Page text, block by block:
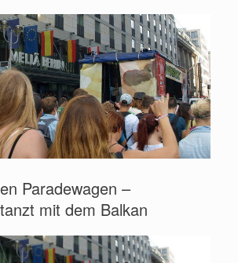
Paradewagen –
mit dem Balkan